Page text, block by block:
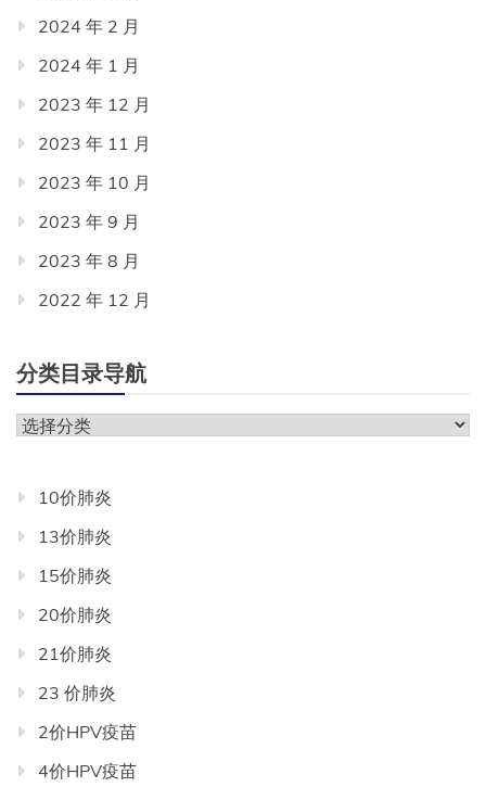
2024 年 2 月
2024 年 1 月
2023 年 12 月
2023 年 11 月
2023 年 10 月
2023 年 9 月
2023 年 8 月
2022 年 12 月
分类目录导航
分
导
航
10价肺炎
13价肺炎
15价肺炎
20价肺炎
21价肺炎
23 价肺炎
2价HPV疫苗
4价HPV疫苗